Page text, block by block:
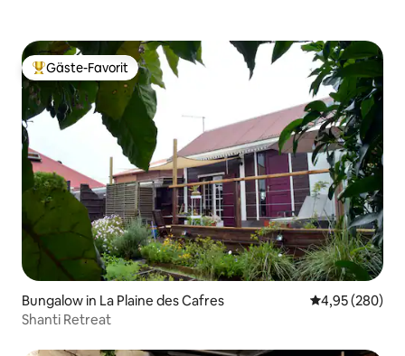
Beliebter Gäste-Favorit.
Gäste-Favorit
Bungalow in La Plaine des Cafres
4,95 (280)
Shanti Retreat